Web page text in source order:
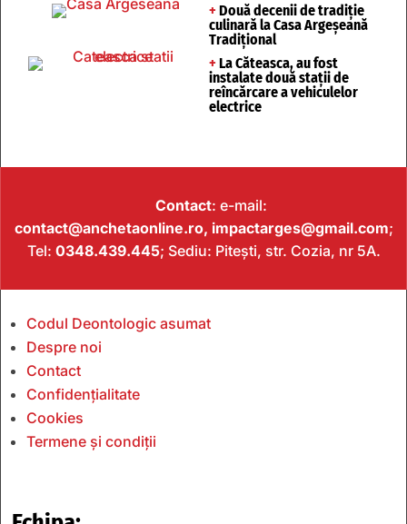
+ Două decenii de tradiție
culinară la Casa Argeșeană
Tradițional
+ La Căteasca, au fost
instalate două stații de
reîncărcare a vehiculelor
electrice
Contact: e-mail:
contact@anchetaonline.ro, impactarges@gmail.com;
Tel: 0348.439.445; Sediu: Pitești, str. Cozia, nr 5A.
Codul Deontologic asumat
Despre noi
Contact
Confidențialitate
Cookies
Termene și condiții